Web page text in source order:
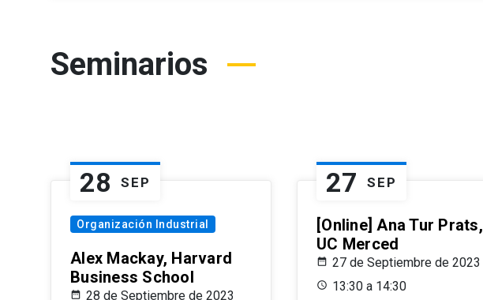
Seminarios
28 SEP
Organización Industrial
Alex Mackay, Harvard
Business School
28 de Septiembre de 2023
27 SEP
[Online] Ana Tur Prats,
UC Merced
27 de Septiembre de 2023
13:30 a 14:30